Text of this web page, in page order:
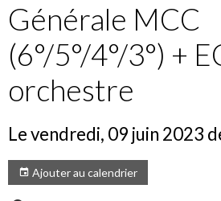
Générale MCC
(6°/5°/4°/3°) +
orchestre
Le vendredi, 09 juin 2023
Ajouter au calendrier